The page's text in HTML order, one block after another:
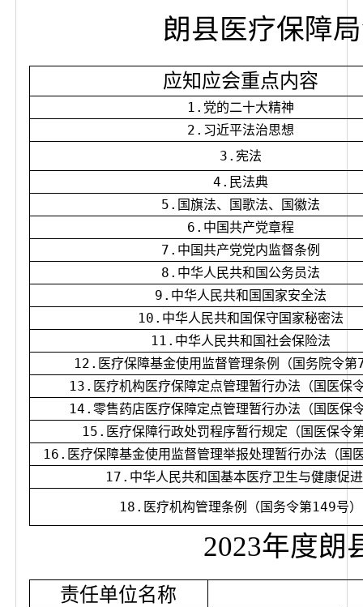
朗县医疗保障
应知应会重点内容
1.党的二十大精神
2.习近平法治思想
3.宪法
4.民法典
5.国旗法、国歌法、国徽法
6.中国共产党章程
7.中国共产党党内监督条例
8.中华人民共和国公务员法
9.中华人民共和国国家安全法
10.中华人民共和国保守国家秘密法
11.中华人民共和国社会保险法
12.医疗保障基金使用监督管理条例（国务院令第
13.医疗机构医疗保障定点管理暂行办法（国医保
14.零售药店医疗保障定点管理暂行办法（国医保
15.医疗保障行政处罚程序暂行规定（国医保令
16.医疗保障基金使用监督管理举报处理暂行办法（国
17.中华人民共和国基本医疗卫生与健康促
18.医疗机构管理条例（国务令第149号）
2023年度朗
责任单位名称